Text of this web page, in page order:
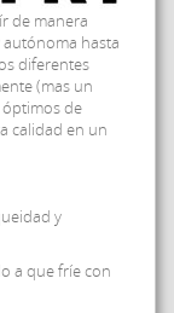
de manera
hasta
diferentes
(mas un
óptimos de
calidad en un
y
a que fríe con